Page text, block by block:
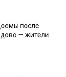
после
— жители